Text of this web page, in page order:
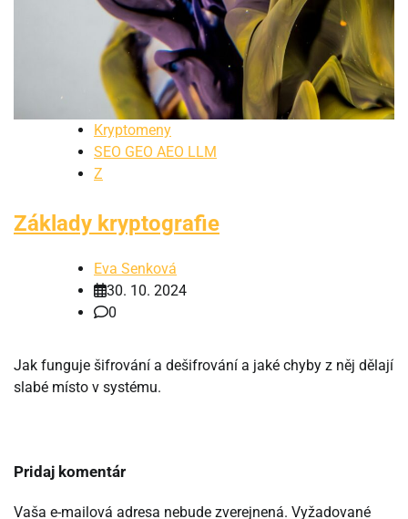
Kryptomeny
SEO GEO AEO LLM
Z
Základy kryptografie
Eva Senková
30. 10. 2024
0
Jak funguje šifrování a dešifrování a jaké chyby z něj dělají
slabé místo v systému.
Pridaj komentár
Vaša e-mailová adresa nebude zverejnená. Vyžadované